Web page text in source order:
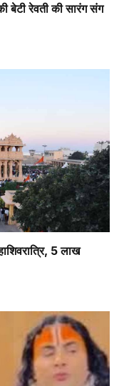
बेटी रेवती की सारंग संग
5 लाख